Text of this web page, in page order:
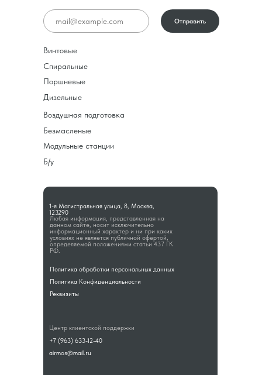
Любая информация, представленная на
данном сайте, носит исключительно
информационный характер и ни при каких
условиях не является публичной офертой,
определяемой положениями статьи 437 ГК
РФ.
1-я Магистральная улица, 8, Москва,
123290
Винтовые
Спиральные
Поршневые
Дизельные
Воздушная подготовка
Безмасленые
Модульные станции
Б/у
Политика обработки персональных данных
Политика Конфиденциальности
Реквизиты
Центр клиентской поддержки
+7 (963) 633-12-40
airmos@mail.ru
Отправить